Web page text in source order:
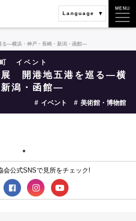
Language
―横浜・神戸・長崎・新潟・函館―
イベント
展 開港地五港を巡る―横
潟・函館―
イベント 美術館・博物館
会公式SNSで見所をチェック!